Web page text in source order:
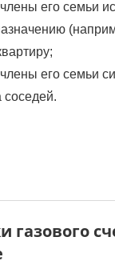
его семьи
его семьи
газового